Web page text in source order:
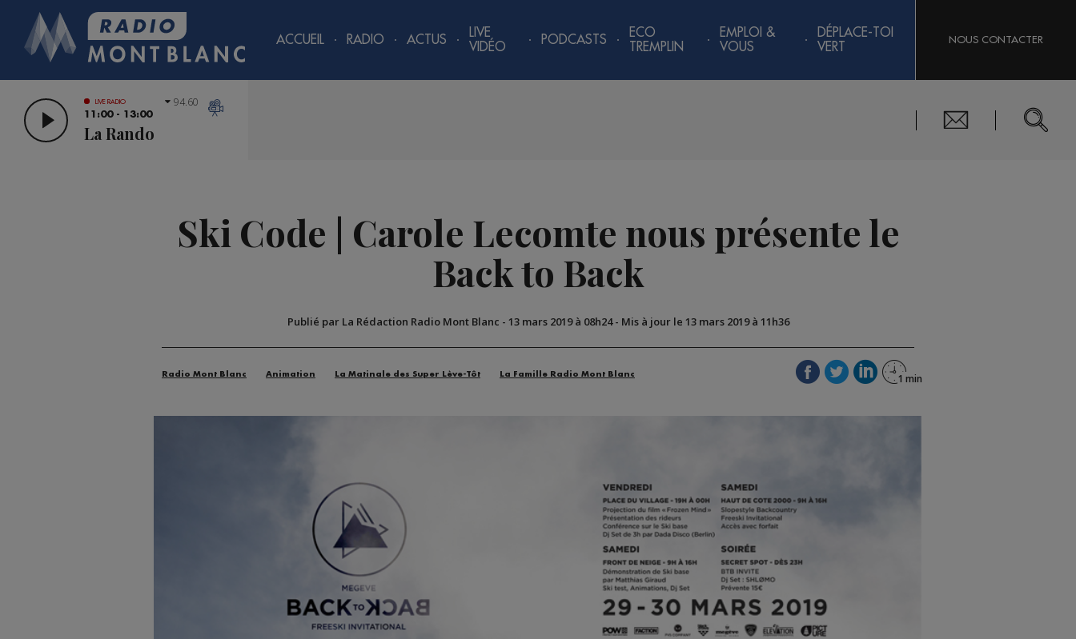
ACCUEIL RADIO ACTUS
LIVE
VIDÉO
PODCASTS
ECO
TREMPLIN
EMPLOI &
VOUS
DÉPLACE-TOI
VERT
NOUS CONTACTER
LIVE RADIO
11:00 - 13:00
La Rando
94.60
Ski Code | Carole Lecomte nous présente le
Back to Back
Publié par La Rédaction Radio Mont Blanc - 13 mars 2019 à 08h24- Mis à jour le 13 mars 2019 à 11h36
Radio Mont Blanc Animation La Matinale des Super Lève-Tôt La Famille Radio Mont Blanc